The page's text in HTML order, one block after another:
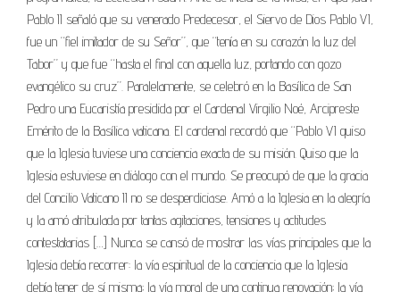
Pablo II señaló que su venerado Predecesor, el Siervo de Dios Pablo VI,
fue un “fiel imitador de su Señor”, que “tenía en su corazón la luz del
Tabor” y que fue “hasta el final con aquella luz, portando con gozo
evangélico su cruz”. Paralelamente, se celebró en la Basílica de San
Pedro una Eucaristía presidida por el Cardenal Virgilio Noé, Arcipreste
Emérito de la Basílica vaticana. El cardenal recordó que “Pablo VI quiso
que la Iglesia tuviese una conciencia exacta de su misión. Quiso que la
Iglesia estuviese en diálogo con el mundo. Se preocupó de que la gracia
del Concilio Vaticano II no se desperdiciase. Amó a la Iglesia en la alegría
y la amó atribulada por tantas agitaciones, tensiones y actitudes
contestatarias […] Nunca se cansó de mostrar las vías principales que la
Iglesia debía recorrer: la vía espiritual de la conciencia que la Iglesia
debía tener de sí misma; la vía moral de una continua renovación; la vía